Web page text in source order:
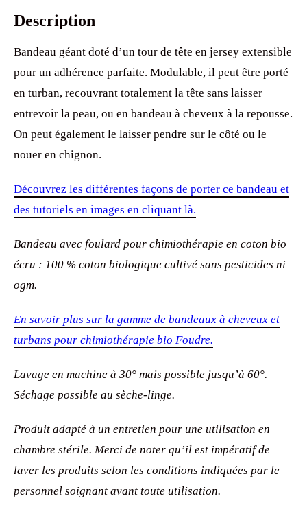
Description
Bandeau géant doté d’un tour de tête en jersey extensible
pour un adhérence parfaite. Modulable, il peut être porté
en turban, recouvrant totalement la tête sans laisser
entrevoir la peau, ou en bandeau à cheveux à la repousse.
On peut également le laisser pendre sur le côté ou le
nouer en chignon.
Découvrez les différentes façons de porter ce bandeau et
des tutoriels en images en cliquant là.
Bandeau avec foulard pour chimiothérapie en coton bio
écru : 100 % coton biologique cultivé sans pesticides ni
ogm.
En savoir plus sur la gamme de bandeaux à cheveux et
turbans pour chimiothérapie bio Foudre.
Lavage en machine à 30° mais possible jusqu’à 60°.
Séchage possible au sèche-linge.
Produit adapté à un entretien pour une utilisation en
chambre stérile. Merci de noter qu’il est impératif de
laver les produits selon les conditions indiquées par le
personnel soignant avant toute utilisation.